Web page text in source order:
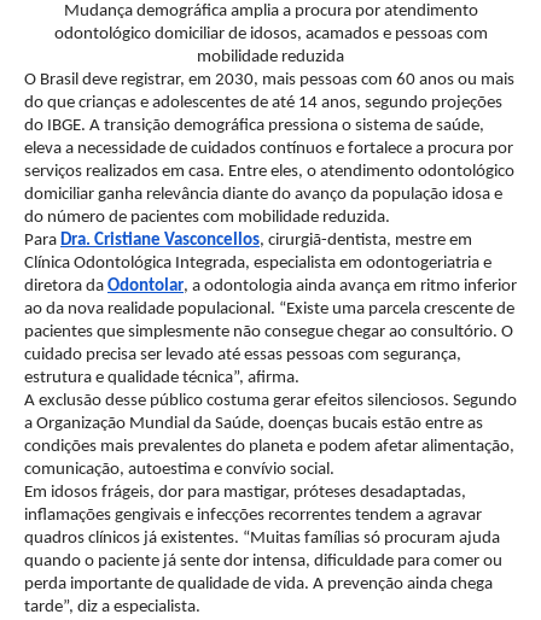
Mudança demográfica amplia a procura por atendimento
odontológico domiciliar de idosos, acamados e pessoas com
mobilidade reduzida
O Brasil deve registrar, em 2030, mais pessoas com 60 anos ou mais
do que crianças e adolescentes de até 14 anos, segundo projeções
do IBGE. A transição demográfica pressiona o sistema de saúde,
eleva a necessidade de cuidados contínuos e fortalece a procura por
serviços realizados em casa. Entre eles, o atendimento odontológico
domiciliar ganha relevância diante do avanço da população idosa e
do número de pacientes com mobilidade reduzida.
Para Dra. Cristiane Vasconcellos, cirurgiã-dentista, mestre em
Clínica Odontológica Integrada, especialista em odontogeriatria e
diretora da Odontolar, a odontologia ainda avança em ritmo inferior
ao da nova realidade populacional. “Existe uma parcela crescente de
pacientes que simplesmente não consegue chegar ao consultório. O
cuidado precisa ser levado até essas pessoas com segurança,
estrutura e qualidade técnica”, afirma.
A exclusão desse público costuma gerar efeitos silenciosos. Segundo
a Organização Mundial da Saúde, doenças bucais estão entre as
condições mais prevalentes do planeta e podem afetar alimentação,
comunicação, autoestima e convívio social.
Em idosos frágeis, dor para mastigar, próteses desadaptadas,
inflamações gengivais e infecções recorrentes tendem a agravar
quadros clínicos já existentes. “Muitas famílias só procuram ajuda
quando o paciente já sente dor intensa, dificuldade para comer ou
perda importante de qualidade de vida. A prevenção ainda chega
tarde”, diz a especialista.